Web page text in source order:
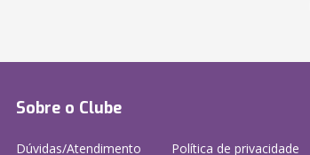
Sobre o Clube
Dúvidas/Atendimento
Política de privacidade